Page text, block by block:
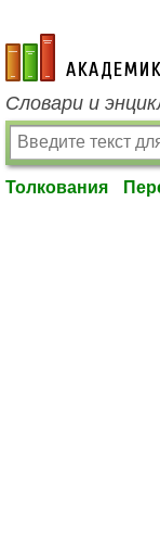
academic.ru
Словари и
Толкования